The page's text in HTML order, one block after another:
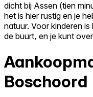
dicht bij Assen (tien
het is hier rustig en je
natuur. Voor kinderen
de buurt, en je kunt
Boschoord